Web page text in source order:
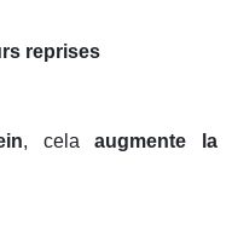
reprises
, celaaugmente la